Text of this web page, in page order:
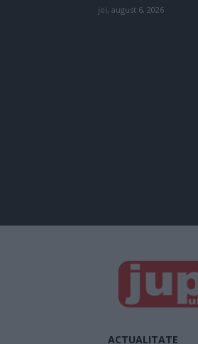
joi, august 6, 2026
ACTUALITATE